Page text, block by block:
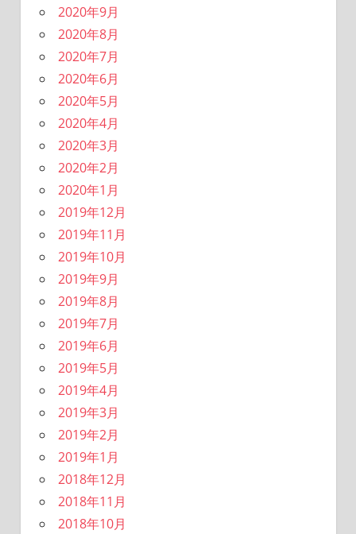
2020年9月
2020年8月
2020年7月
2020年6月
2020年5月
2020年4月
2020年3月
2020年2月
2020年1月
2019年12月
2019年11月
2019年10月
2019年9月
2019年8月
2019年7月
2019年6月
2019年5月
2019年4月
2019年3月
2019年2月
2019年1月
2018年12月
2018年11月
2018年10月